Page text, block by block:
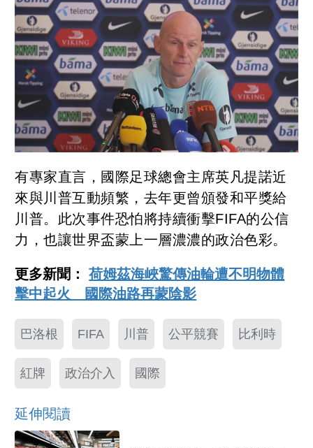
有專家直言，國際足球總會主席英凡提諾近
來與川普互動頻繁，去年更曾頒發和平獎給
川普。此次事件恐怕將持續衝擊FIFA的公信
力，也讓世界盃蒙上一層濃濃的政治色彩。
更多新聞：荷姆茲海峽驚傳油輪遭不明物體
擊中起火 國際油路再蒙陰影
巴洛根 FIFA 川普 公平競賽 比利時
紅牌 政治介入 國際
延伸閱讀